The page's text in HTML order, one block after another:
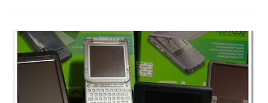
version 2.42 Release at Oct 20th, 2008 Homepage:
http://sourceforge.net/projects/zdic License: GPL v3
[Install] ZDic.prc main application file (three translations:
en, zhCN and zhTW) ZDic_DA.prc DA Support of ZDic
[optional] SysZLibA..